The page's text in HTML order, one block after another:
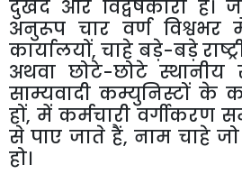
दुखद और विद्वेषकारी हैं।
अनुरूप चार वर्ण विश्वभर
कार्यालयों,चाहे बड़े-बड़े
अथवा छोटे-छोटे स्थानीय
साम्यवादी कम्युनिस्टों के
हों, में कर्मचारी वर्गीकरण
से पाए जाते हैं,नाम चाहे जो
हो।